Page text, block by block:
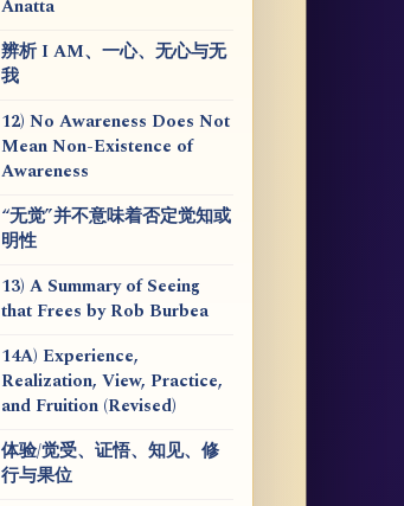
Anatta
辨析 I AM、一心、无心与无
我
12) No Awareness Does Not
Mean Non-Existence of
Awareness
“无觉”并不意味着否定觉知或
明性
13) A Summary of Seeing
that Frees by Rob Burbea
14A) Experience,
Realization, View, Practice,
and Fruition (Revised)
体验/觉受、证悟、知见、修
行与果位